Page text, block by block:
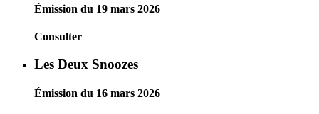
Émission du 19 mars 2026
Consulter
Les Deux Snoozes
Émission du 16 mars 2026